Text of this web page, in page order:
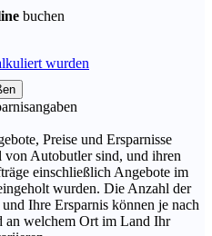
buchen
wurden
Preise und Ersparnisse
von Autobutler sind, und ihren
einschließlich Angebote im
wurden. Die Anzahl der
Ihre Ersparnis können je nach
an welchem Ort im Land Ihr